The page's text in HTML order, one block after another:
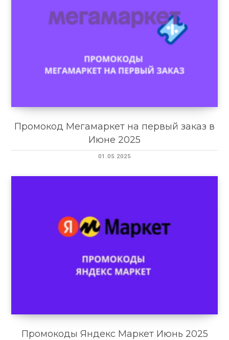
Промокод Мегамаркет на первый заказ в
Июне 2025
01.05.2025
Промокоды Яндекс Маркет Июнь 2025